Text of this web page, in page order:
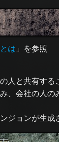
は 」を参照
人と共有する
、会社の人
ジョンが生成